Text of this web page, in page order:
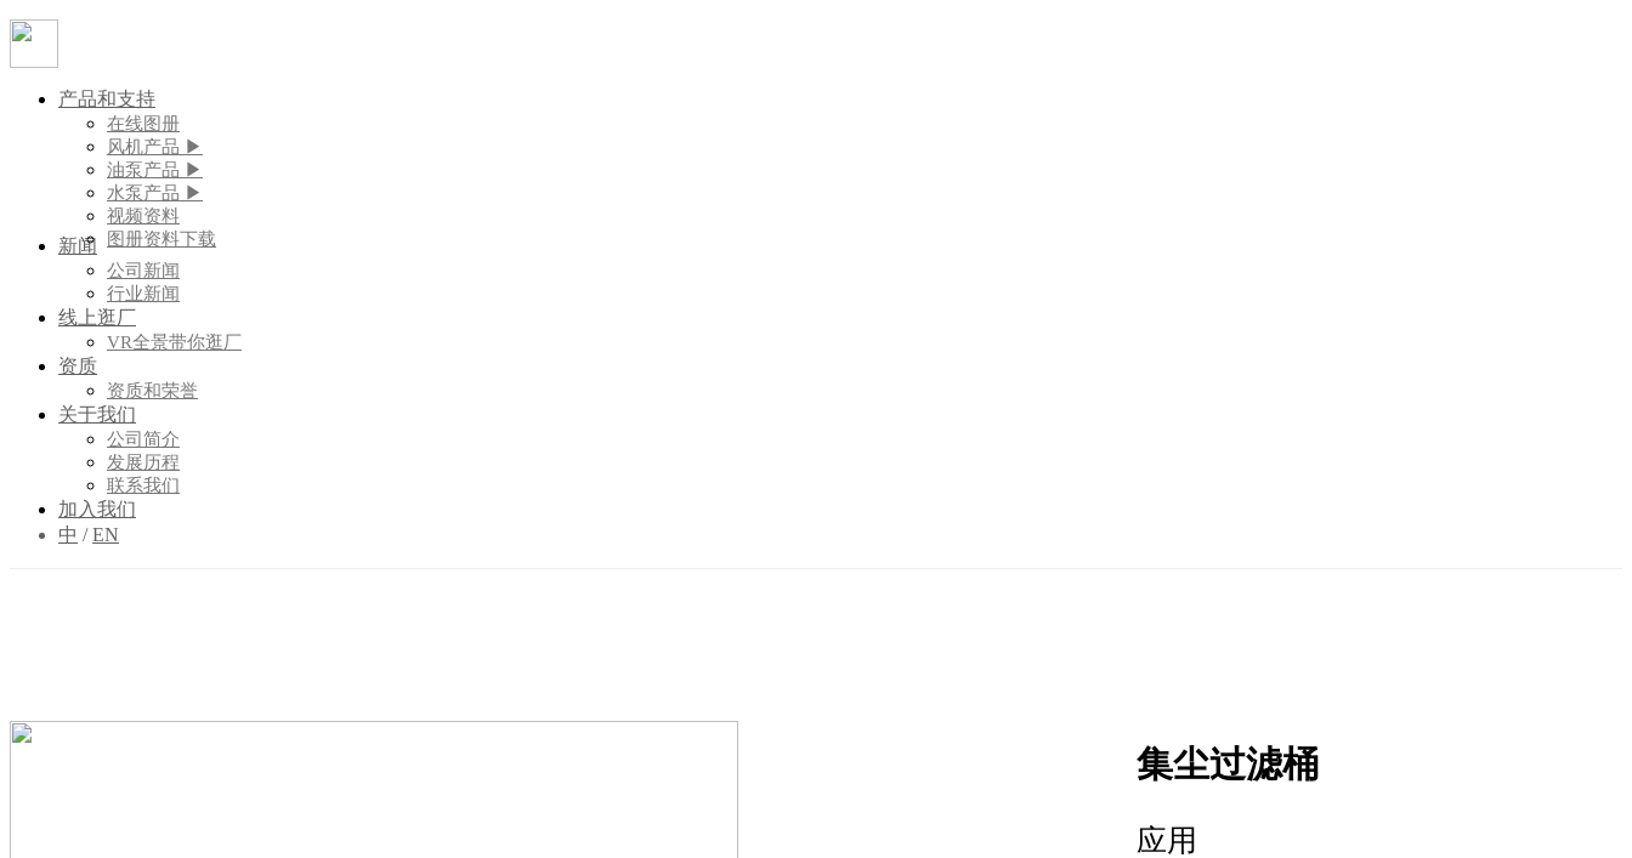
产品和支持
在线图册
风机产品 ▶
油泵产品 ▶
水泵产品 ▶
视频资料
图册资料下载
新闻
公司新闻
行业新闻
线上逛厂
VR全景带你逛厂
资质
资质和荣誉
关于我们
公司简介
发展历程
联系我们
加入我们
中 /EN
集尘过滤桶
应用